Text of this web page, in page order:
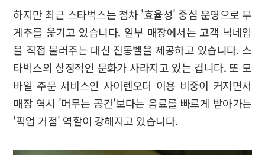
하지만 최근 스타벅스는 점차 '효율성' 중심 운영으로 무
게추를 옮기고 있습니다. 일부 매장에서는 고객 닉네임
을 직접 불러주는 대신 진동벨을 제공하고 있습니다. 스
타벅스의 상징적인 문화가 사라지고 있는 겁니다. 또 모
바일 주문 서비스인 사이렌오더 이용 비중이 커지면서
매장 역시 '머무는 공간'보다는 음료를 빠르게 받아가는
'픽업 거점' 역할이 강해지고 있습니다.